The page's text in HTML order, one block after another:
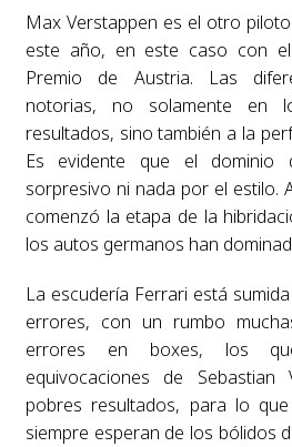
Max Verstappen es el otro
este año, en este caso con
Premio de Austria. Las
notorias, no solamente
resultados, sino también a la
Es evidente que el
sorpresivo ni nada por el estilo.
comenzó la etapa de la
los autos germanos han
La escudería Ferrari está
errores, con un rumbo
errores en boxes, los
equivocaciones de
pobres resultados, para lo
siempre esperan de los bólidos